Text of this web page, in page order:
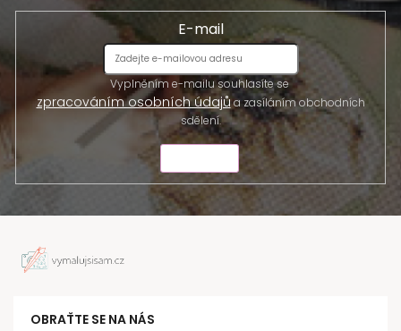
E-mail
Vyplněním e-mailu souhlasíte se
zpracováním osobních údajůa zasíláním obchodních
sdělení.
OBRAŤTE SE NA NÁS